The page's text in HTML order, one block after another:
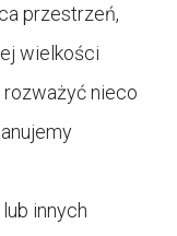
przestrzeń,
wielkości
nieco
innych